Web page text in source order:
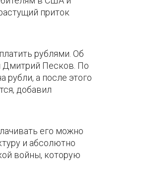
приток
рублями. Об
Дмитрий Песков. По
а после этого
добавил
его можно
и абсолютно
войны, которую